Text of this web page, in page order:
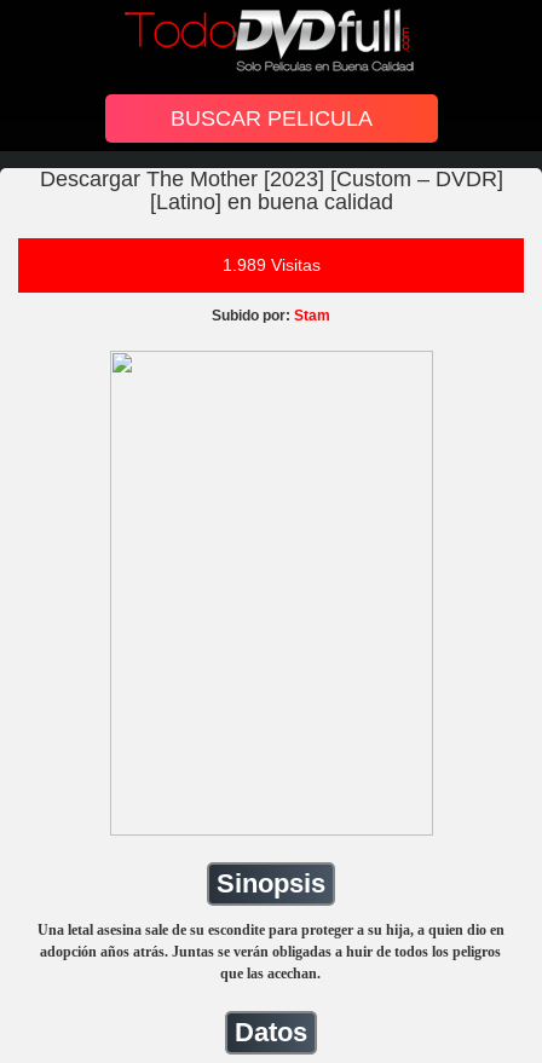
Descargar The Mother [2023] [Custom – DVDR]
[Latino] en buena calidad
1.989 Visitas
Subido por: Stam
Sinopsis
Una letal asesina sale de su escondite para proteger a su hija, a quien dio en
adopción años atrás. Juntas se verán obligadas a huir de todos los peligros
que las acechan.
Datos